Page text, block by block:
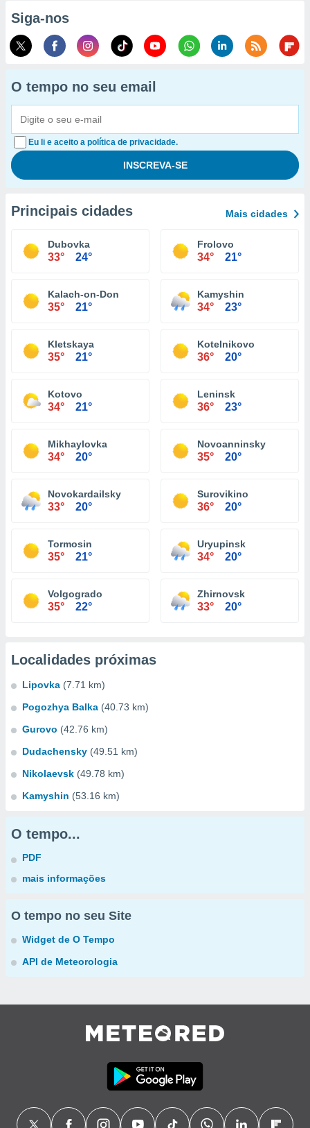
Siga-nos
O tempo no seu email
Eu li e aceito a política de privacidade.
Principais cidades Mais cidades
Dubovka
33° 24°
Frolovo
34° 21°
Kalach-on-Don
35° 21°
Kamyshin
34° 23°
Kletskaya
35° 21°
Kotelnikovo
36° 20°
Kotovo
34° 21°
Leninsk
36° 23°
Mikhaylovka
34° 20°
Novoanninsky
35° 20°
Novokardailsky
33° 20°
Surovikino
36° 20°
Tormosin
35° 21°
Uryupinsk
34° 20°
Volgogrado
35° 22°
Zhirnovsk
33° 20°
Localidades próximas
Lipovka (7.71 km)
Pogozhya Balka (40.73 km)
Gurovo (42.76 km)
Dudachensky (49.51 km)
Nikolaevsk (49.78 km)
Kamyshin (53.16 km)
O tempo...
PDF
mais informações
O tempo no seu Site
Widget de O Tempo
API de Meteorologia